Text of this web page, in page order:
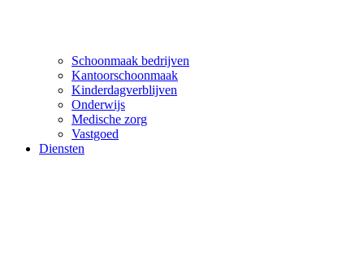
Schoonmaak bedrijven
Kantoorschoonmaak
Kinderdagverblijven
Onderwijs
Medische zorg
Vastgoed
Diensten